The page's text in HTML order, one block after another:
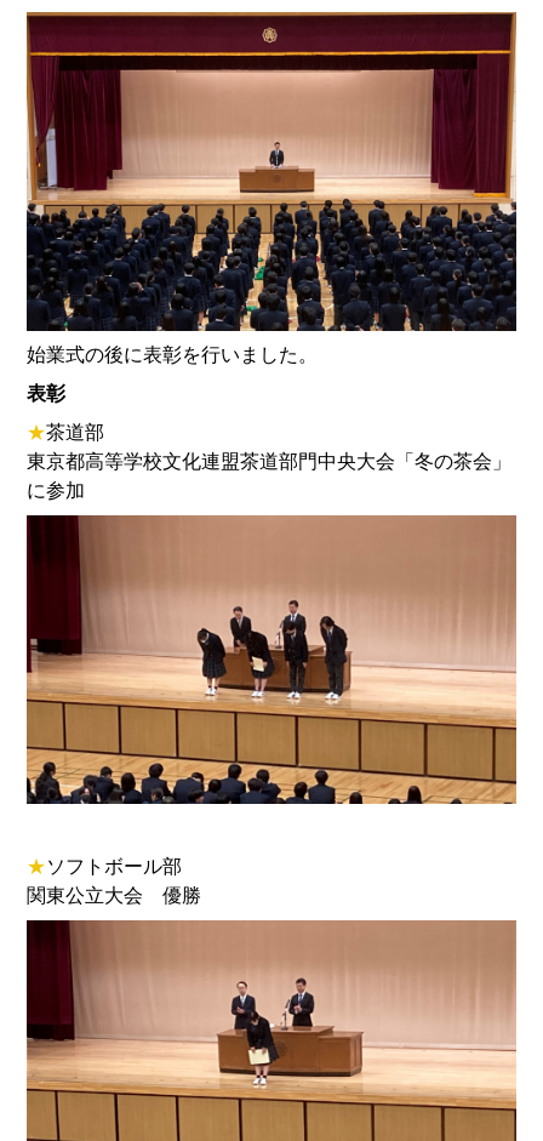
始業式の後に表彰を行いました。
表彰
★茶道部
東京都高等学校文化連盟茶道部門中央大会「冬の茶会」
に参加
★ソフトボール部
関東公立大会 優勝